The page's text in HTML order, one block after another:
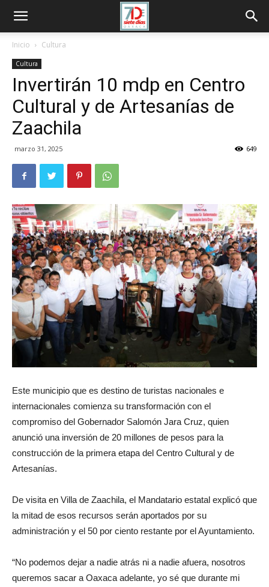
Inicio Cultura
Cultura
Invertirán 10 mdp en Centro
Cultural y de Artesanías de
Zaachila
marzo 31, 2025 649
Este municipio que es destino de turistas nacionales e
internacionales comienza su transformación con el
compromiso del Gobernador Salomón Jara Cruz, quien
anunció una inversión de 20 millones de pesos para la
construcción de la primera etapa del Centro Cultural y de
Artesanías.
De visita en Villa de Zaachila, el Mandatario estatal explicó que
la mitad de esos recursos serán aportados por su
administración y el 50 por ciento restante por el Ayuntamiento.
“No podemos dejar a nadie atrás ni a nadie afuera, nosotros
queremos sacar a Oaxaca adelante, yo sé que durante mi